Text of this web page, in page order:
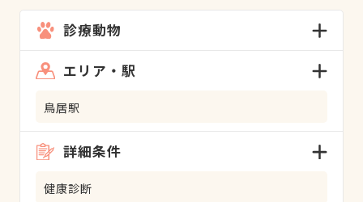
診療動物
エリア・駅
鳥居駅
詳細条件
健康診断